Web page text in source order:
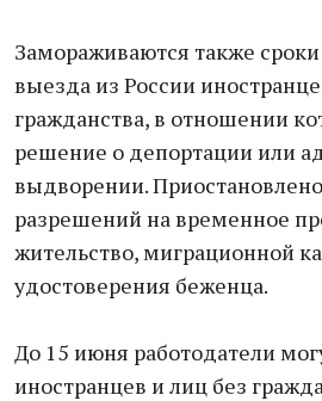
Замораживаются также
выезда из России
гражданства, в отношении
решение о депортации или
выдворении.
разрешений на временное
жительство, миграционной
удостоверения беженца.
До 15 июня работодатели
иностранцев и лиц без